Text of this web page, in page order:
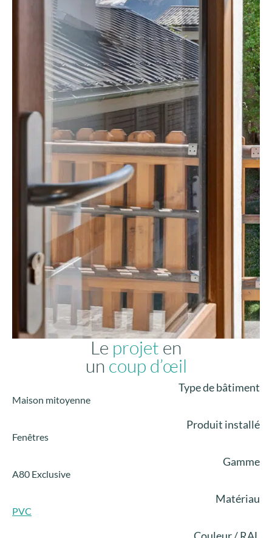
Le projet en
un coup d’œil
Type de bâtiment
Maison mitoyenne
Produit installé
Fenêtres
Gamme
A80 Exclusive
Matériau
PVC